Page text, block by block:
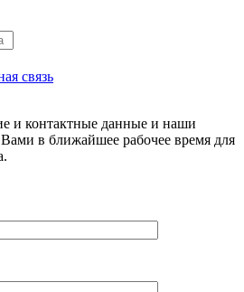
связь
и контактные данные и наши
в ближайшее рабочее время для